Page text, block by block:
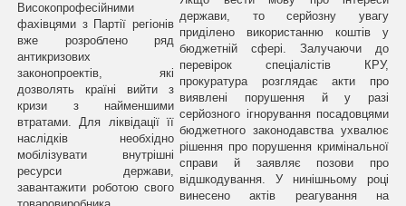
Високопрофесійними
фахівцями з Партії регіонів
вже розроблено ряд
антикризових
законопроектів, які
дозволять країні вийти з
кризи з найменшими
втратами. Для ліквідації її
наслідків необхідно
мобілізувати внутрішні
ресурси держави,
завантажити роботою свого
держави, то серйозну увагу
приділено використанню коштів у
бюджетній сфері. Залучаючи до
перевірок спеціалістів КРУ,
прокуратура розглядає акти про
виявлені порушення й у разі
серйозного ігнорування посадовцями
бюджетного законодавства ухвалює
рішення про порушення кримінальної
справи й заявляє позови про
відшкодування. У нинішньому році
винесено актів реагування на